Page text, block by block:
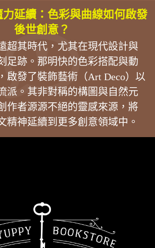
延續：色彩與曲線如何啟發
後世創意？
超其時代，尤其在現代設計與
足跡。那明快的色彩搭配與動
啟發了裝飾藝術（Art Deco）以
派。其非對稱的構圖與自然元
作者源源不絕的靈感來源，將
精神延續到更多創意領域中。